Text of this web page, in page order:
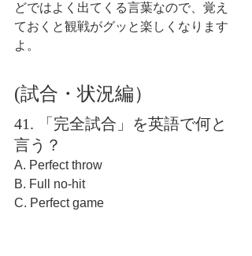
どではよく出てくる言葉なので、覚え
ておくと観戦がグッと楽しくなります
よ。
(試合・状況編）
41. 「完全試合」を英語で何と
言う？
A. Perfect throw
B. Full no-hit
C. Perfect game